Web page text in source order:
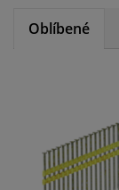
Oblíbené